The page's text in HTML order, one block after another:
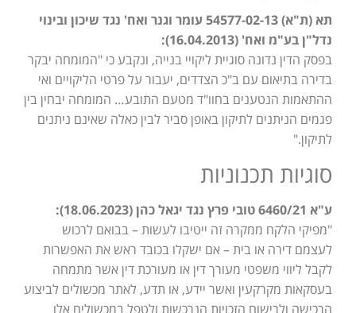
תא (ת"א) 54577-02-13 עומר וגנר ואח' נגד שיכון ובינוי
נדל"ן בע"מ ואח' (16.04.2013):
בפסק הדין נדונה סוגיית ליקויי בנייה, ונקבע כי "המומחה יבקר
בדירה בתיאום עם ב"כ הצדדים, יעבור על פרטי הליקויים ואי
ההתאמות הנטענים בחוו"ד מטעם התובע… המומחה יבחין בין
פגמים הניתנים לתיקון באופן סביר לבין כאלה שאינם ניתנים
לתיקון."
סוגיות תכנוניות
ע"א 6460/21 טובי פרץ נגד יגאל כהן (18.06.2023):
"מפיקי הלקח ממקרה זה ייטיבו לעשות – בבואם לרכוש
לעצמם דירה או בית – אם ישקלו בכובד ראש את האפשרות
לקבל ליווי משפטי מעורך דין או מעורכת דין אשר מתמחה
בעסקאות מקרקעין ואשר יידע, או תדע, לאתר מכשולים לביצוע
הרכישה ולרישום הזכויות הנרכשות ולטפל במכשולים אלו